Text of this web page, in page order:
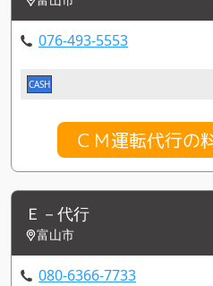
076-493-5553
CASH
ＣＭ運転代行の
Ｅ－代行
富山市
080-6366-7733